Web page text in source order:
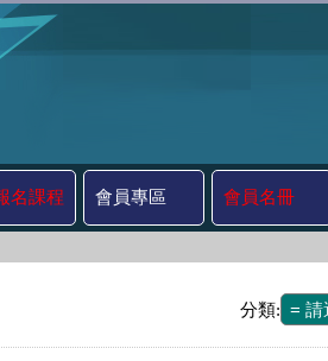
名課程 會員專區 會員名冊
分類: